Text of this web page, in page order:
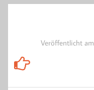
Veröffentlicht am